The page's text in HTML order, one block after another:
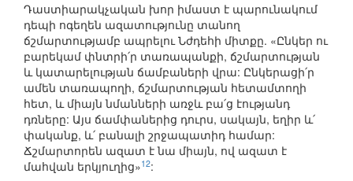
Դաստիարակչական խոր իմաստ է պարունակում
դեպի ոգեղեն ազատությունը տանող
ճշմարտությամբ ապրելու Նժդեհի միտքը. «Ընկեր ու
բարեկամ փնտրի՛ր տառապանքի, ճշմարտության
և կատարելության ճամբաների վրա: Ընկերացի՛ր
ամեն տառապողի, ճշմարտության հետամտողի
հետ, և միայն նմանների առջև բա՛ց էությանդ
դռները: Այս ճամփաներից դուրս, սակայն, եղիր և՛
փականք, և՛ բանալի շրջապատիդ համար:
Ճշմարտորեն ազատ է նա միայն, ով ազատ է
մահվան երկյուղից»12: